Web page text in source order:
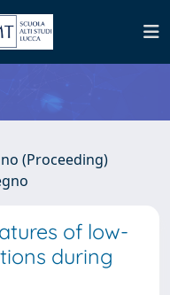
(Proceeding)
of low-
during